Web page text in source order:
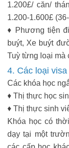
1.200£/ căn/
1.200-1.600£
♦ Phương tiện
buýt, Xe buýt
Tuỳ từng loại mà
4. Các loại
Các khóa học
♦ Thị thực học
♦ Thị thực sinh
Khóa học có
dạy tại một